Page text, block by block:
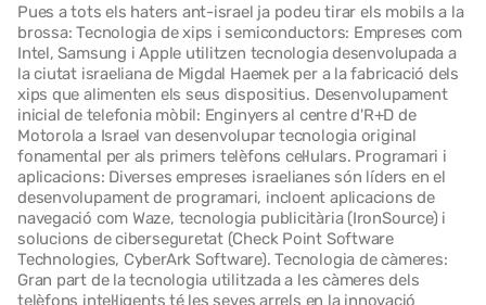
Pues a tots els haters ant-israel ja podeu tirar els mobils a la
brossa: Tecnologia de xips i semiconductors: Empreses com
Intel, Samsung i Apple utilitzen tecnologia desenvolupada a
la ciutat israeliana de Migdal Haemek per a la fabricació dels
xips que alimenten els seus dispositius. Desenvolupament
inicial de telefonia mòbil: Enginyers al centre d'R+D de
Motorola a Israel van desenvolupar tecnologia original
fonamental per als primers telèfons cel·lulars. Programari i
aplicacions: Diverses empreses israelianes són líders en el
desenvolupament de programari, incloent aplicacions de
navegació com Waze, tecnologia publicitària (IronSource) i
solucions de ciberseguretat (Check Point Software
Technologies, CyberArk Software). Tecnologia de càmeres:
Gran part de la tecnologia utilitzada a les càmeres dels
telèfons intel·ligents té les seves arrels en la innovació